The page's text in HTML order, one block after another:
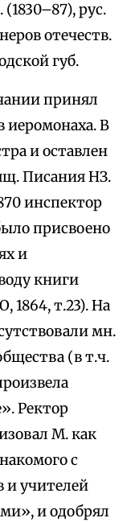
рус.
отечеств.
губ.
принял
иеромонаха. В
и оставлен
Писания НЗ.
инспектор
присвоено
и
книги
1864, т.23). На
мн.
(в т.ч.
Ректор
М. как
с
и учителей
и одобрял